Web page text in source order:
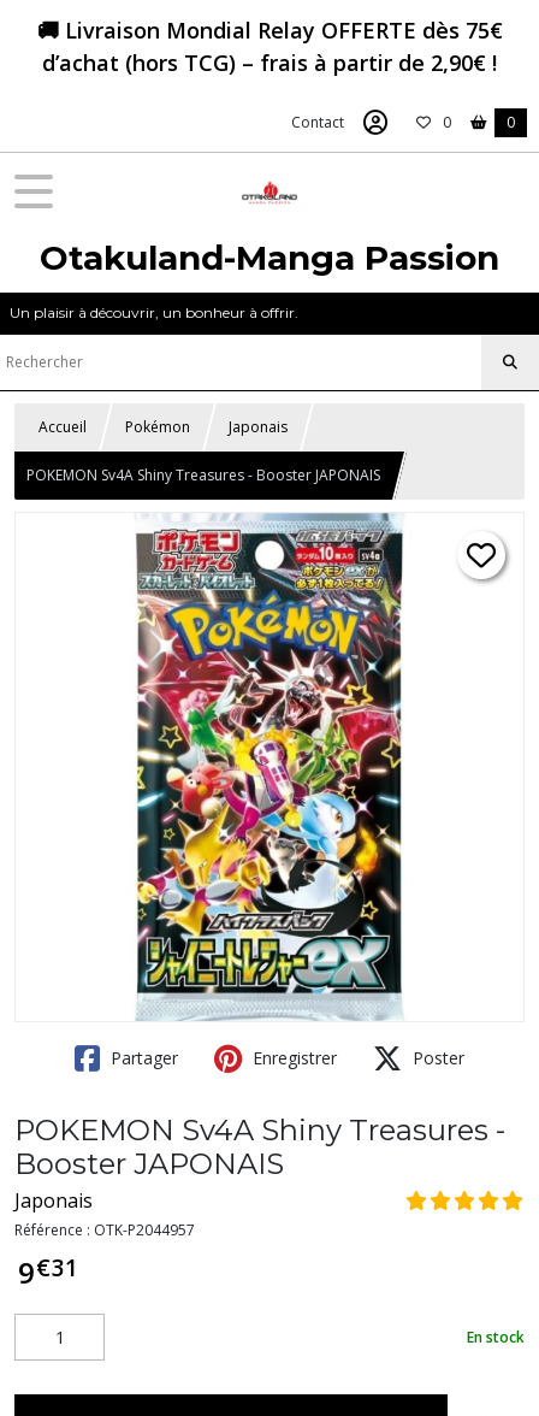
🚚 Livraison Mondial Relay OFFERTE dès 75€
d’achat (hors TCG) – frais à partir de 2,90€ !
Contact 0 0
Otakuland-Manga Passion
Un plaisir à découvrir, un bonheur à offrir.
Accueil Pokémon Japonais
POKEMON Sv4A Shiny Treasures - Booster JAPONAIS
Partager Enregistrer Poster
POKEMON Sv4A Shiny Treasures -
Booster JAPONAIS
Japonais
Référence : OTK-P2044957
9€31
En stock